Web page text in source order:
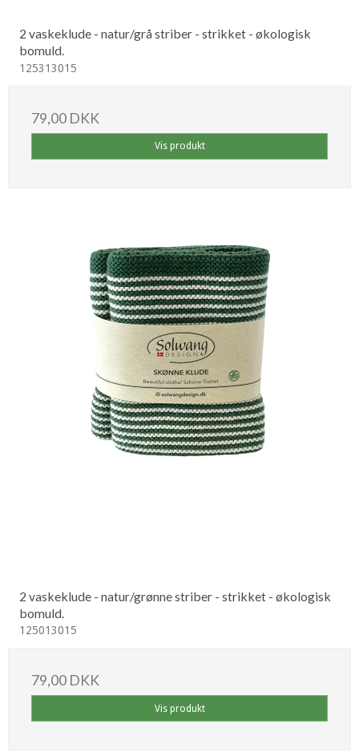
2 vaskeklude - natur/grå striber - strikket - økologisk
bomuld.
125313015
79,00 DKK
Vis produkt
2 vaskeklude - natur/grønne striber - strikket - økologisk
bomuld.
125013015
79,00 DKK
Vis produkt